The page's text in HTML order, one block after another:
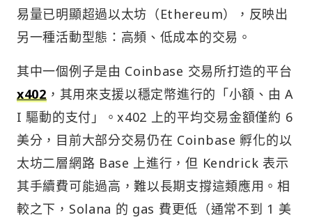
易量已明顯超過以太坊（Ethereum），反映出
另一種活動型態：高頻、低成本的交易。
其中一個例子是由 Coinbase 交易所打造的平台
x402，其用來支援以穩定幣進行的「小額、由 A
I 驅動的支付」。x402 上的平均交易金額僅約 6
美分，目前大部分交易仍在 Coinbase 孵化的以
太坊二層網路 Base 上進行，但 Kendrick 表示
其手續費可能過高，難以長期支撐這類應用。相
較之下，Solana 的 gas 費更低（通常不到 1 美